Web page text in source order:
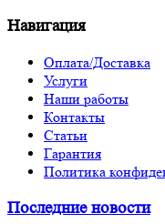
Навигация
Оплата/Доставка
Услуги
Наши работы
Контакты
Статьи
Гарантия
Политика
Последние новости